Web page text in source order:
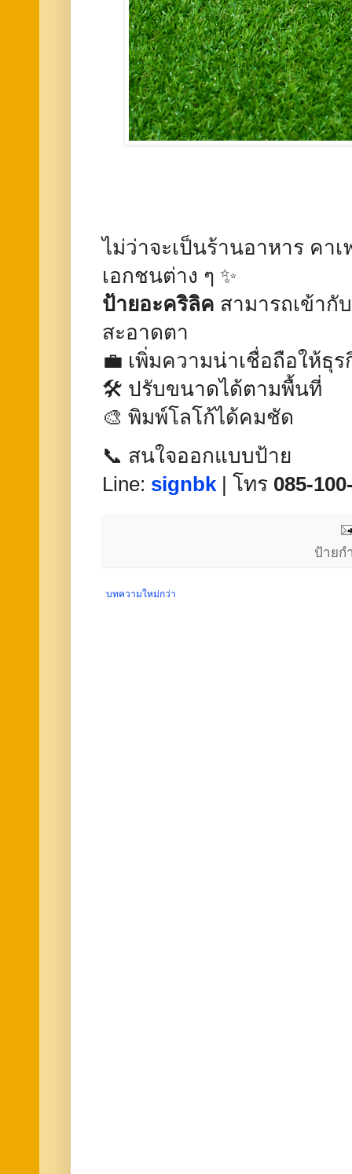
ไม่ว่าจะเป็นร้านอาหาร คา
เอกชนต่าง ๆ ✨
ป้ายอะคริลิค สามารถเข้ากั
สะอาดตา
💼 เพิ่มความน่าเชื่อถือให้ธุร
🛠️ ปรับขนาดได้ตามพื้นที่
🎨 พิมพ์โลโก้ได้คมชัด
📞 สนใจออกแบบป้าย
Line: signbk | โทร 085-
ป้ายก
บทความใหม่กว่า